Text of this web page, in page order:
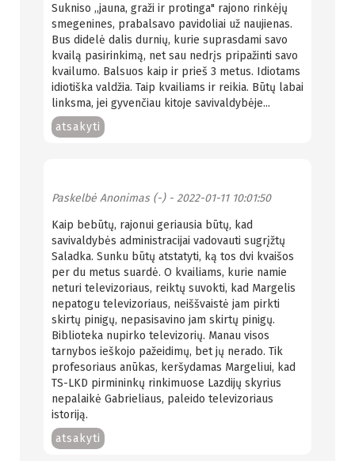
Sukniso ,,jauna, graži ir protinga" rajono rinkėjų
smegenines, prabalsavo pavidoliai už naujienas.
Bus didelė dalis durnių, kurie suprasdami savo
kvailą pasirinkimą, net sau nedrįs pripažinti savo
kvailumo. Balsuos kaip ir prieš 3 metus. Idiotams
idiotiška valdžia. Taip kvailiams ir reikia. Būtų labai
linksma, jei gyvenčiau kitoje savivaldybėje...
atsakyti
Paskelbė Anonimas (-)- 2022-01-11 10:01:50
Kaip bebūtų, rajonui geriausia būtų, kad
savivaldybės administracijai vadovauti sugrįžtų
Saladka. Sunku būtų atstatyti, ką tos dvi kvaišos
per du metus suardė. O kvailiams, kurie namie
neturi televizoriaus, reiktų suvokti, kad Margelis
nepatogu televizoriaus, neiššvaistė jam pirkti
skirtų pinigų, nepasisavino jam skirtų pinigų.
Biblioteka nupirko televizorių. Manau visos
tarnybos ieškojo pažeidimų, bet jų nerado. Tik
profesoriaus anūkas, keršydamas Margeliui, kad
TS-LKD pirmininkų rinkimuose Lazdijų skyrius
nepalaikė Gabrieliaus, paleido televizoriaus
istoriją.
atsakyti